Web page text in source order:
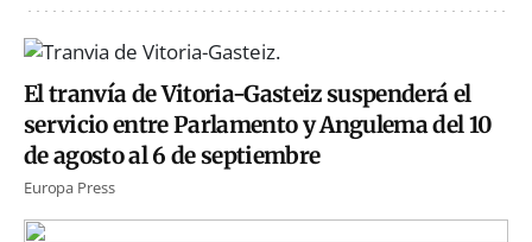
El tranvía de Vitoria-Gasteiz suspenderá el
servicio entre Parlamento y Angulema del 10
de agosto al 6 de septiembre
Europa Press